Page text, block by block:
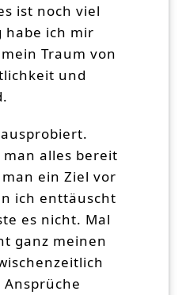
ist noch viel
habe ich mir
Traum von
und
alles bereit
ein Ziel vor
ich enttäuscht
es nicht. Mal
ganz meinen